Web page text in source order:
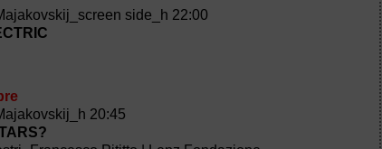
side_h 22:00
20:45